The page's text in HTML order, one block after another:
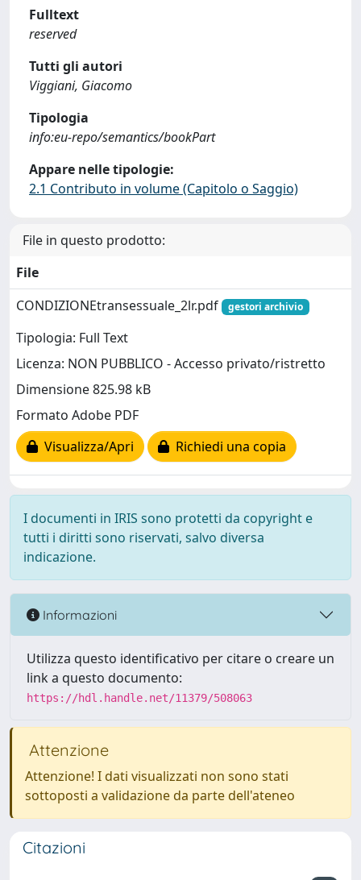
Fulltext
reserved
Tutti gli autori
Viggiani, Giacomo
Tipologia
info:eu-repo/semantics/bookPart
Appare nelle tipologie:
2.1 Contributo in volume (Capitolo o Saggio)
File in questo prodotto:
File
CONDIZIONEtransessuale_2lr.pdf
gestori archivio
Tipologia: Full Text
Licenza: NON PUBBLICO - Accesso privato/ristretto
Dimensione 825.98 kB
Formato Adobe PDF
Visualizza/Apri
Richiedi una copia
I documenti in IRIS sono protetti da copyright e
tutti i diritti sono riservati, salvo diversa
indicazione.
Informazioni
Utilizza questo identificativo per citare o creare un
link a questo documento:
https://hdl.handle.net/11379/508063
Attenzione
Attenzione! I dati visualizzati non sono stati
sottoposti a validazione da parte dell'ateneo
Citazioni